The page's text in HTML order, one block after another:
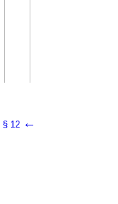
§ 12 ←